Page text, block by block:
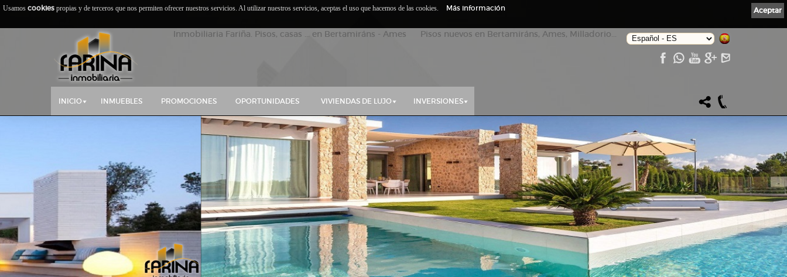
Inmobiliaria Fariña. Pisos, casas ... en Bertamiráns - Ames Pisos nuevos en Bertamiráns, Ames, Milladorio...
INICIO INMUEBLES PROMOCIONES OPORTUNIDADES VIVIENDAS DE LUJO INVERSIONES
Aceptar
Usamos cookies propias y de terceros que nos permiten ofrecer nuestros servicios. Al utilizar nuestros servicios, aceptas el uso que hacemos de las cookies. Más información